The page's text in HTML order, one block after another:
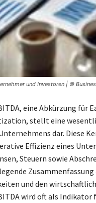
und Investoren | ©
eine Abkürzung für
stellt eine
dar. Diese
Effizienz eines
Steuern sowie
und den
wird oft als